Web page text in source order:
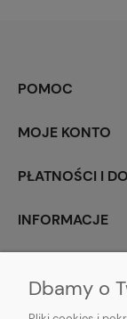
POMOC
MOJE KONTO
PŁATNOŚCI I
INFORMACJE
Dbamy o